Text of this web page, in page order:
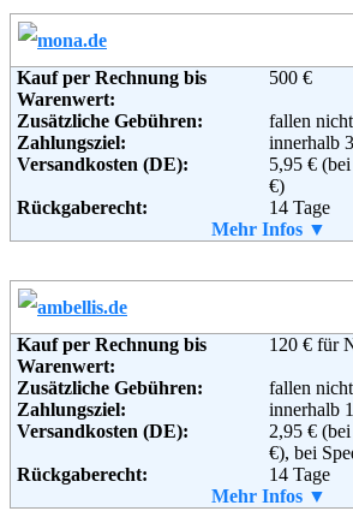
Soziale Kanäle:
Weiterführende
Informationen:
Blog,
Kauf per Rechnung bis
Warenwert:
500 €
Zusätzliche Gebühren:
fallen
Zahlungsziel:
innerhalb
Versandkosten (DE):
5,95 €
€)
Rückgaberecht:
14 Tage
Nein
Weitere Zahlungsmethoden:
Adresse:
K - Mail
KG,
75177
Mehr Infos ▼
Kauf per Rechnung bis
Warenwert:
120 € für
Zusätzliche Gebühren:
fallen
Zahlungsziel:
innerhalb
Versandkosten (DE):
2,95 €
€), bei
Rückgaberecht:
14 Tage
Ja
Mehr Infos ▼